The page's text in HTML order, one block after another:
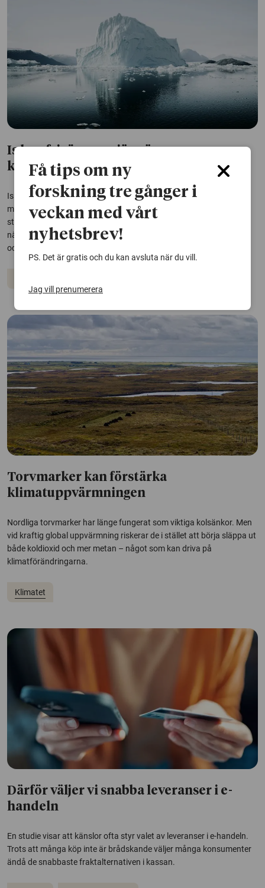
Is kan frigöra mer järn än
klimatmodeller visar
Is påskyndar aktivt nedbrytningen av järnmineral och kan frigöra
mer järn än vad dagens klimatmodeller tar hänsyn till, visar en
studie. Resultaten är viktiga för att kunna förutsäga hur
näringskretslopp, kolinlagring och vattenkvalitet påverkas i polar-
och bergsområden när klimatet...
Torvmarker kan förstärka
klimatuppvärmningen
Nordliga torvmarker har länge fungerat som viktiga kolsänkor. Men
vid kraftig global uppvärmning riskerar de i stället att börja släppa ut
både koldioxid och mer metan – något som kan driva på
klimatförändringarna.
Klimatet
Därför väljer vi snabba leveranser i e-
handeln
En studie visar att känslor ofta styr valet av leveranser i e-handeln.
Trots att många köp inte är brådskande väljer många konsumenter
ändå de snabbaste fraktalternativen i kassan.
Få tips om ny
forskning tre gånger i
veckan med vårt
nyhetsbrev!
PS. Det är gratis och du kan avsluta när du vill.
Jag vill prenumerera